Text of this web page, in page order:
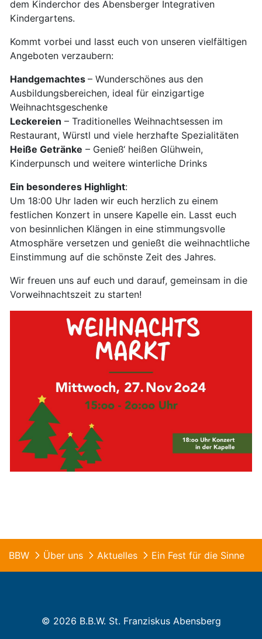
dem Kinderchor des Abensberger Integrativen
Kindergartens.
Kommt vorbei und lasst euch von unseren vielfältigen
Angeboten verzaubern:
Handgemachtes – Wunderschönes aus den
Ausbildungsbereichen, ideal für einzigartige
Weihnachtsgeschenke
Leckereien – Traditionelles Weihnachtsessen im
Restaurant, Würstl und viele herzhafte Spezialitäten
Heiße Getränke – Genieß‘ heißen Glühwein,
Kinderpunsch und weitere winterliche Drinks
Ein besonderes Highlight:
Um 18:00 Uhr laden wir euch herzlich zu einem
festlichen Konzert in unsere Kapelle ein. Lasst euch
von besinnlichen Klängen in eine stimmungsvolle
Atmosphäre versetzen und genießt die weihnachtliche
Einstimmung auf die schönste Zeit des Jahres.
Wir freuen uns auf euch und darauf, gemeinsam in die
Vorweihnachtszeit zu starten!
BBW Über uns Aktuelles Ein Fest für die Sinne
© 2026 B.B.W. St. Franziskus Abensberg